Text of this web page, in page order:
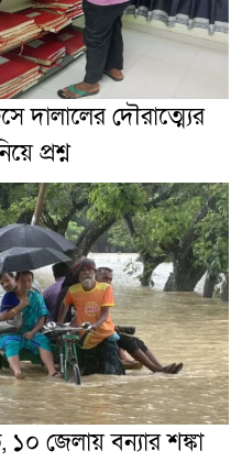
দালালের দৌরাত্ম্যের
প্রশ্ন
১০ জেলায় বন্যার শঙ্কা